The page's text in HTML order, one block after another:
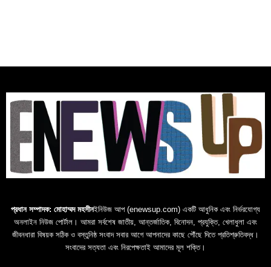
প্রধান সম্পাদক: মোহাম্মদ মহসীনইনিউজ আপ (enewsup.com) একটি আধুনিক এবং নির্ভরযোগ্য
অনলাইন নিউজ পোর্টাল। আমরা সর্বশেষ জাতীয়, আন্তর্জাতিক, বিনোদন, প্রযুক্তি, খেলাধুলা এবং
জীবনধারা বিষয়ক সঠিক ও বস্তুনিষ্ঠ সংবাদ সবার আগে আপনাদের কাছে পৌঁছে দিতে প্রতিশ্রুতিবদ্ধ।
সংবাদের সত্যতা এবং নিরপেক্ষতাই আমাদের মূল শক্তি।